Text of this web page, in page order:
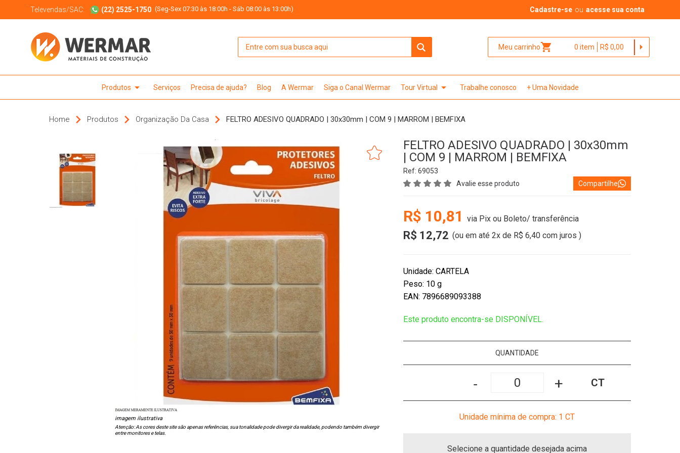
Televendas/SAC: (22) 2525-1750 (Seg-Sex 07:30 às 18:00h - Sáb 08:00 às 13:00h) Cadastre-se ou acesse sua conta
Meu carrinhoshopping_cart 0item R$ 0,00 arrow_right
Produtos arrow_drop_down Serviços Precisa de ajuda? Blog A Wermar Siga o Canal Wermar Tour Virtual arrow_drop_down Trabalhe conosco + Uma Novidade
Home Produtos Organização Da Casa FELTRO ADESIVO QUADRADO | 30x30mm | COM 9 | MARROM | BEMFIXA
imagem ilustrativa
Atenção: As cores deste site são apenas referências, sua tonalidade pode divergir da realidade, podendo também divergir
entre monitores e telas.
FELTRO ADESIVO QUADRADO | 30x30mm
| COM 9 | MARROM | BEMFIXA
Ref: 69053
Avalie esse produto
Compartilhe
R$ 10,81 via Pix ou Boleto/ transferência
R$ 12,72 (ou em até 2x de R$ 6,40 com juros )
Unidade: CARTELA
Peso: 10 g
EAN: 7896689093388
Este produto encontra-se DISPONÍVEL.
QUANTIDADE
- + CT
Unidade mínima de compra: 1 CT
Selecione a quantidade desejada acima